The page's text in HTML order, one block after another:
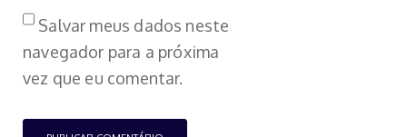
Salvar meus dados neste
navegador para a próxima
vez que eu comentar.